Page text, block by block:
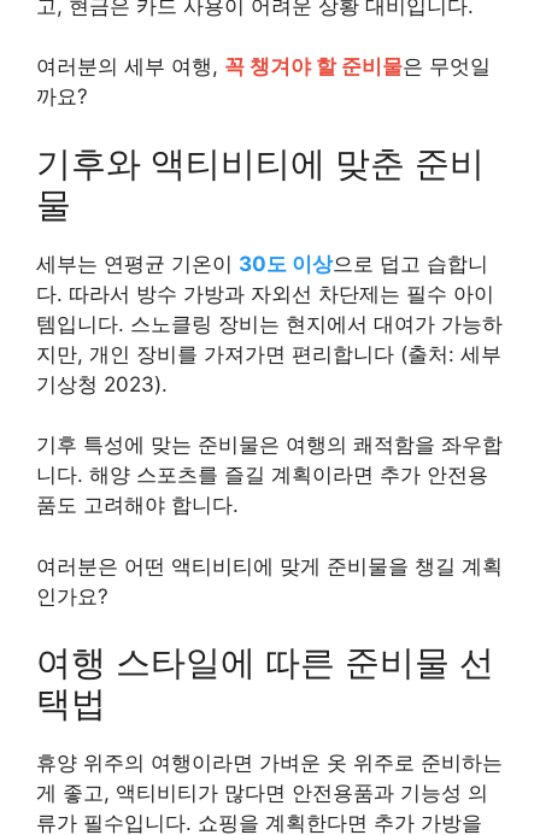
고, 현금은 카드 사용이 어려운 상황 대비입니다.
여러분의 세부 여행, 꼭 챙겨야 할 준비물은 무엇일
까요?
기후와 액티비티에 맞춘 준비
물
세부는 연평균 기온이 30도 이상으로 덥고 습합니
다. 따라서 방수 가방과 자외선 차단제는 필수 아이
템입니다. 스노클링 장비는 현지에서 대여가 가능하
지만, 개인 장비를 가져가면 편리합니다 (출처: 세부
기상청 2023).
기후 특성에 맞는 준비물은 여행의 쾌적함을 좌우합
니다. 해양 스포츠를 즐길 계획이라면 추가 안전용
품도 고려해야 합니다.
여러분은 어떤 액티비티에 맞게 준비물을 챙길 계획
인가요?
여행 스타일에 따른 준비물 선
택법
휴양 위주의 여행이라면 가벼운 옷 위주로 준비하는
게 좋고, 액티비티가 많다면 안전용품과 기능성 의
류가 필수입니다. 쇼핑을 계획한다면 추가 가방을